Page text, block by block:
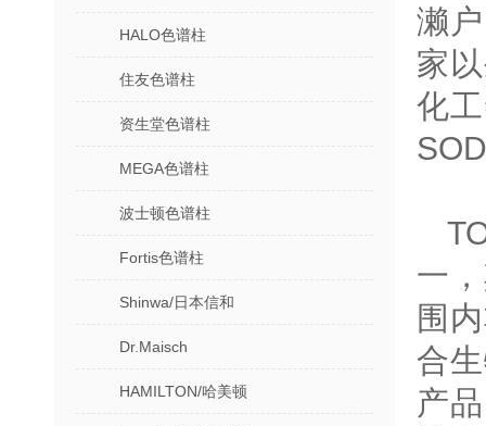
HALO色谱柱
住友色谱柱
资生堂色谱柱
MEGA色谱柱
波士顿色谱柱
Fortis色谱柱
Shinwa/日本信和
Dr.Maisch
HAMILTON/哈美顿
濑
家
化
一
围
合
产